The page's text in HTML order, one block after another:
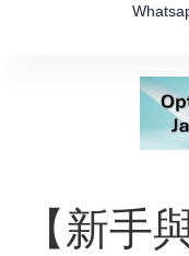
【新手